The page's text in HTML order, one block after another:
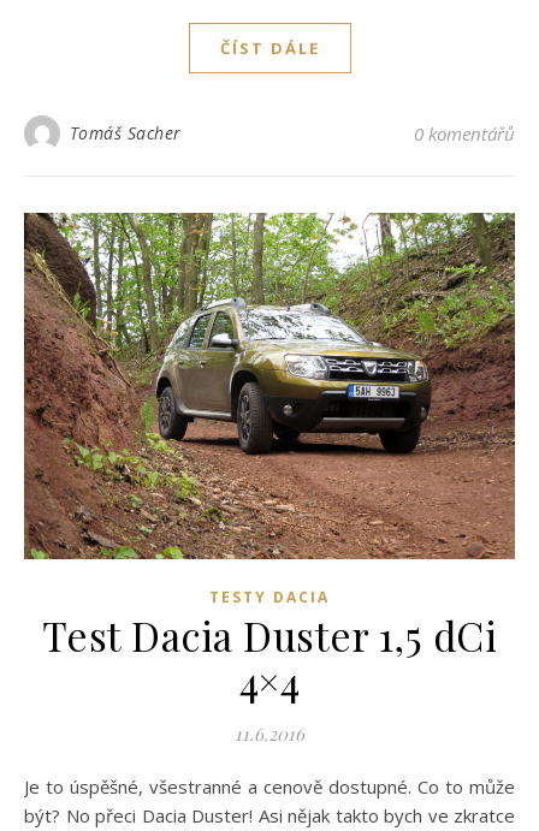
ČÍST DÁLE
Tomáš Sacher 0 komentářů
TESTY DACIA
Test Dacia Duster 1,5 dCi
4×4
11.6.2016
Je to úspěšné, všestranné a cenově dostupné. Co to může
být? No přeci Dacia Duster! Asi nějak takto bych ve zkratce